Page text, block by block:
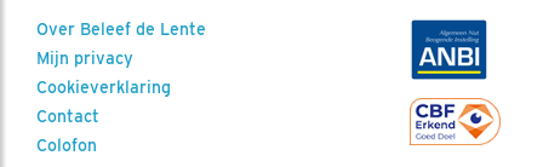
Over Beleef de Lente
Mijn privacy
Cookieverklaring
Contact
Colofon